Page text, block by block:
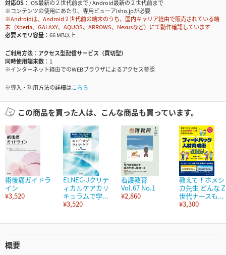
対応OS
iOS最新の２世代前まで / Android最新の２世代前まで
※コンテンツの使用にあたり、専用ビューアisho.jpが必要
※Androidは、Android２世代前の端末のうち、国内キャリア経由で販売されている端
末（Xperia、GALAXY、AQUOS、ARROWS、Nexusなど）にて動作確認しています
必要メモリ容量
66 MB以上
ご利用方法
アクセス型配信サービス（買切型）
同時使用端末数
1
※インターネット経由でのWEBブラウザによるアクセス参照
※導入・利用方法の詳細はこちら
この商品を買った人は、こんな商品も買っています。
術後痛ガイドラ
イン
¥3,520
ELNEC-Jクリテ
ィカルケアカリ
キュラムで学...
¥3,520
看護教育
Vol.67 No.1
¥2,860
教えて！ホメシ
カ先生 どんなＺ
世代ナースも...
¥3,300
概要